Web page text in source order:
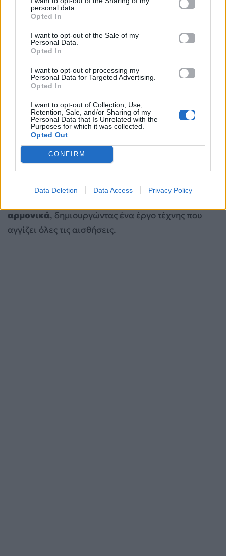
personal data.
Opted In
I want to opt-out of the Sale of my
Personal Data.
Opted In
I want to opt-out of processing my
Personal Data for Targeted Advertising.
Opted In
I want to opt-out of Collection, Use,
Retention, Sale, and/or Sharing of my
Personal Data that Is Unrelated with the
Purposes for which it was collected.
Opted Out
CONFIRM
Data Deletion Data Access Privacy Policy
Kritharioti (MadWalk 2025)
Μία από τις πιο πολυσυζητημένες και συγκινητικές
εμφανίσεις τουΘοδωρή Φέρρη Mad
Walk ήταν
παγκοσμίου φήμης σχεδιάστριαCelia Kritharioti
Το act τους ήταν ένας ύμνος στον ρομαντισμό και
την υψηλή ραπτική, μια πραγματική
οπτικοακουστική εμπειρία. Ο Θοδωρής Φέρρης
ερμήνευσε με το μοναδικό του τρόπο τα τραγούδια
Πάλι πάλι» και «όνειρο θα’ ναι (κούνια)», ενώ
τα μοντέλα περπατούσαν στην πασαρέλα
φορώντας τις εντυπωσιακές δημιουργίες της Celia
Kritharioti. Ήταν μια συνεργασία που έδειξε πώς
αρμονικά, δημιουργώντας ένα έργο τέχνης που
αγγίζει όλες τις αισθήσεις.